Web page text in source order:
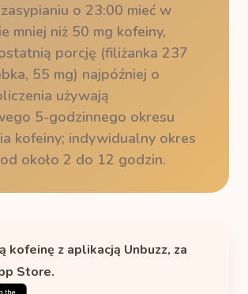
o 23:00 mieć w
mniej niż 50 mg kofeiny,
porcję (filiżanka 237
55 mg) najpóźniej o
używają
5-godzinnego okresu
kofeiny; indywidualny okres
około 2 do 12 godzin.
kofeinę z aplikacją Unbuzz, za
Store.